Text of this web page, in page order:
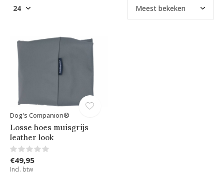
Dog's Companion®
Losse hoes muisgrijs
leather look
€49,95
Incl. btw